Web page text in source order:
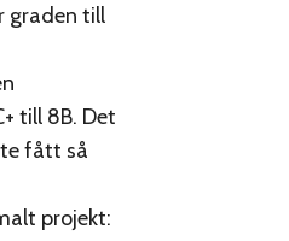
graden till
till 8B. Det
fått så
projekt: